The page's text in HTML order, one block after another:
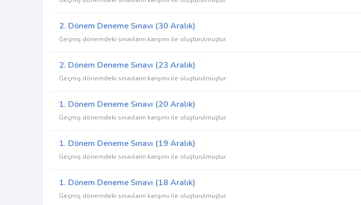
2. Dönem Deneme Sınavı (30 Aralık)
Geçmiş dönemdeki sınavların karışımı ile oluşturulmuştur.
2. Dönem Deneme Sınavı (23 Aralık)
Geçmiş dönemdeki sınavların karışımı ile oluşturulmuştur.
1. Dönem Deneme Sınavı (20 Aralık)
Geçmiş dönemdeki sınavların karışımı ile oluşturulmuştur.
1. Dönem Deneme Sınavı (19 Aralık)
Geçmiş dönemdeki sınavların karışımı ile oluşturulmuştur.
1. Dönem Deneme Sınavı (18 Aralık)
Geçmiş dönemdeki sınavların karışımı ile oluşturulmuştur.